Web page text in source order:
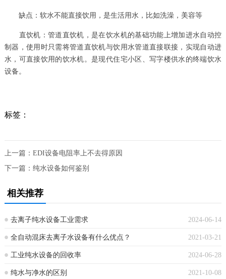
缺点：软水不能直接饮用，是生活用水，比如洗澡，美容等
直饮机：管道直饮机，是在饮水机的基础功能上增加进水自动控
制器，使用时只需将管道直饮机与饮用水管道直接联接，实现自动进
水，可直接饮用的饮水机。是现代住宅小区、写字楼供水的终端饮水
设备。
标签：
上一篇： EDI设备电阻率上不去得原因
下一篇： 纯水设备如何鉴别
相关推荐
2024-06-14
去离子纯水设备工业需求
2021-03-21
全自动混床去离子水设备有什么优点？
2024-06-28
工业纯水设备的回收率
2021-10-08
纯水与净水的区别